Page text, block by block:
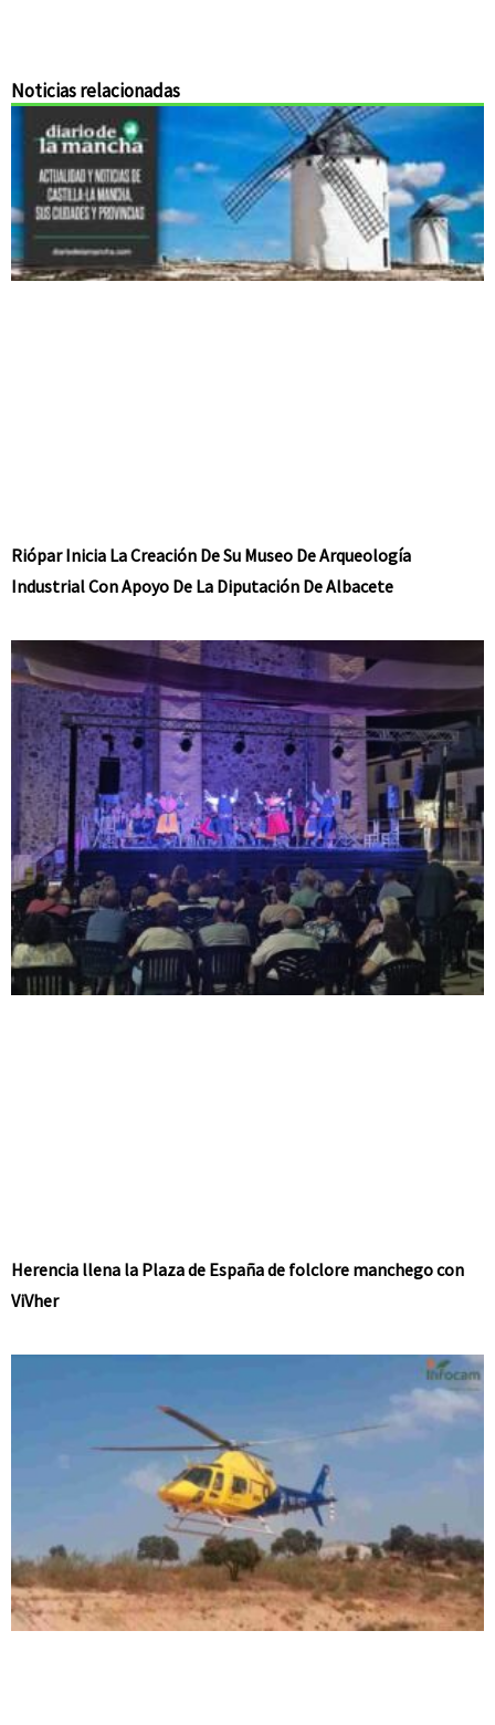
Noticias relacionadas
Riópar Inicia La Creación De Su Museo De Arqueología
Industrial Con Apoyo De La Diputación De Albacete
Herencia llena la Plaza de España de folclore manchego con
ViVher